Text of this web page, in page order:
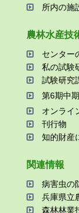
所内の施
農林⽔産技
センター
私の試験
試験研究
第6期中
オンライ
刊⾏物
知的財産
関連情報
病害⾍の
兵庫県⽴
森林林業